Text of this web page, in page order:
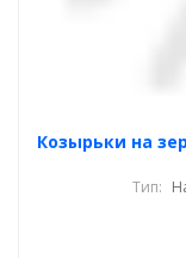
Козырьки на
Тип: